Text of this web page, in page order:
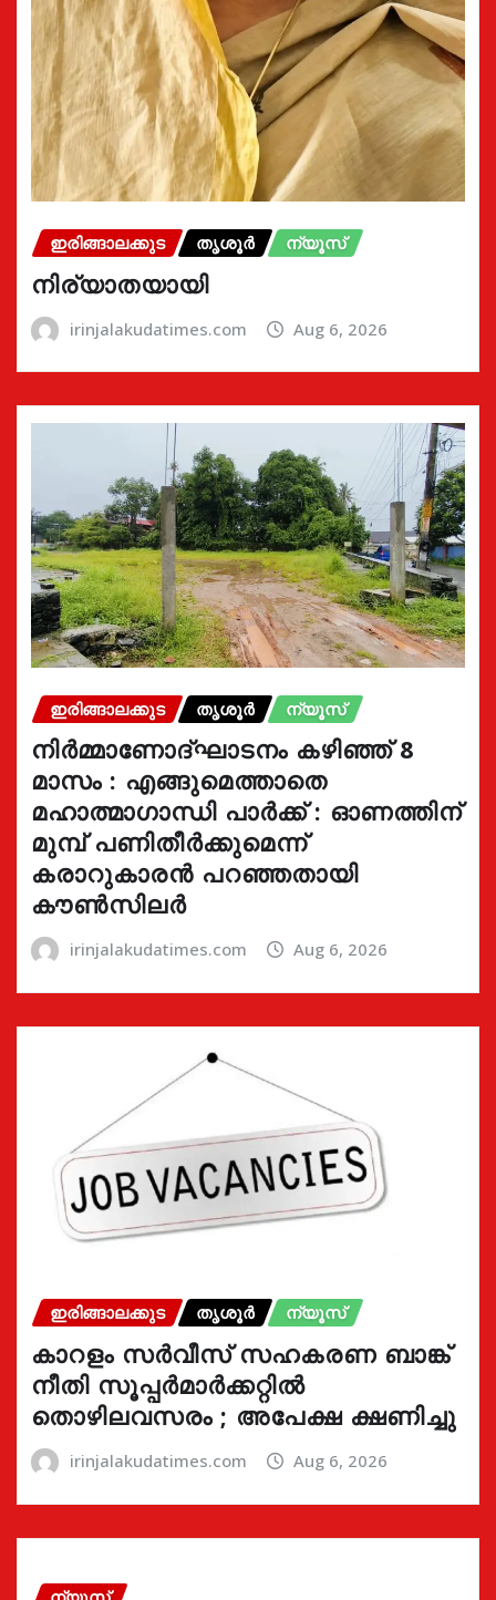
ഇരിങ്ങാലക്കുട തൃശൂർ ന്യൂസ്
നിര്യാതയായി
irinjalakudatimes.com Aug 6, 2026
ഇരിങ്ങാലക്കുട തൃശൂർ ന്യൂസ്
നിർമ്മാണോദ്ഘാടനം കഴിഞ്ഞ് 8
മാസം : എങ്ങുമെത്താതെ
മഹാത്മാഗാന്ധി പാർക്ക് : ഓണത്തിന്
മുമ്പ് പണിതീർക്കുമെന്ന്
കരാറുകാരൻ പറഞ്ഞതായി
കൗൺസിലർ
irinjalakudatimes.com Aug 6, 2026
ഇരിങ്ങാലക്കുട തൃശൂർ ന്യൂസ്
കാറളം സർവീസ് സഹകരണ ബാങ്ക്
നീതി സൂപ്പർമാർക്കറ്റിൽ
തൊഴിലവസരം ; അപേക്ഷ ക്ഷണിച്ചു
irinjalakudatimes.com Aug 6, 2026